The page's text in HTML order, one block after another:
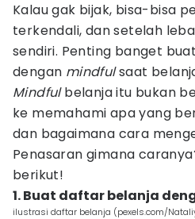
Kalau gak bijak, bisa-bisa
terkendali, dan setelah
sendiri. Penting banget
dengan mindfulsaat
Mindfulbelanja itu bukan
ke memahami apa yang
dan bagaimana cara
Penasaran gimana
berikut!
1. Buat daftar belanja
ilustrasi daftar belanja (pexels.com/